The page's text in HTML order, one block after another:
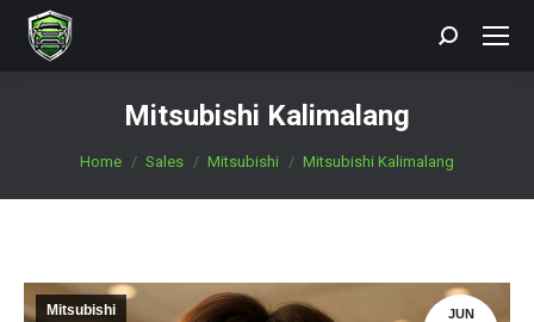
Search:
Mitsubishi Kalimalang
You are here:
Home Sales Mitsubishi Mitsubishi Kalimalang
JUN
Mitsubishi